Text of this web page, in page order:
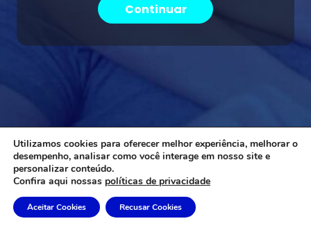
Continuar
Utilizamos cookies para oferecer melhor experiência, melhorar o
desempenho, analisar como você interage em nosso site e
personalizar conteúdo.
Confira aqui nossas políticas de privacidade
Aceitar Cookies Recusar Cookies